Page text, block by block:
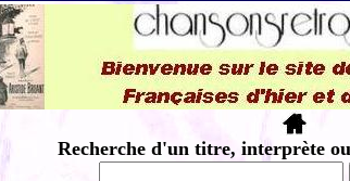
Recherche d'un titre, interprète